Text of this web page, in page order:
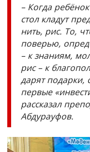
– Когда
стол кладут
нить, рис. То,
поверью,
– к знаниям,
рис – к
дарят
первые
рассказал
Абдурауфов.